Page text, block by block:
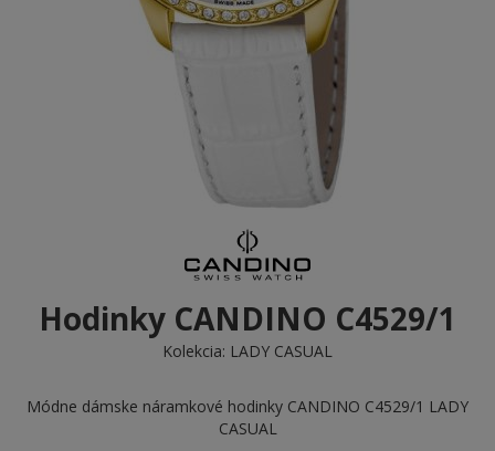
Hodinky CANDINO C4529/1
Kolekcia: LADY CASUAL
Módne dámske náramkové hodinky CANDINO C4529/1 LADY
CASUAL